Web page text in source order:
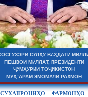
СУЛҲУ ВАҲДАТИ
ПЕШВОИ МИЛЛАТ, ПРЕЗИДЕНТИ
ҶУМҲУРИИ ТОҶИКИСТОН
МУҲТАРАМ ЭМОМАЛӢ РАҲМОН
СУХАНРОНИҲО ФАРМОНҲО